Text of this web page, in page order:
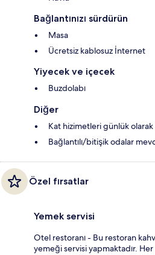
Bağlantınızı sürdürün
Masa
Ücretsiz kablosuz İnternet
Yiyecek ve içecek
Buzdolabı
Diğer
Kat hizimetleri günlük olarak
Bağlantılı/bitişik odalar
Özel fırsatlar
Yemek servisi
Otel restoranı - Bu restoran
yemeği servisi yapmaktadır. Her